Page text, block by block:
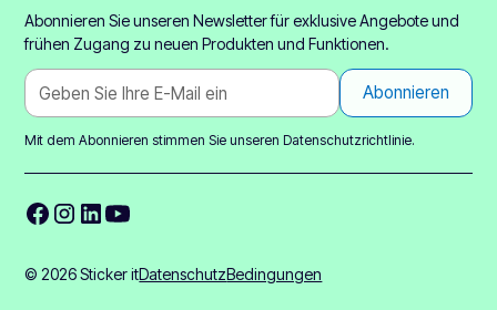
Abonnieren Sie unseren Newsletter für exklusive Angebote und
frühen Zugang zu neuen Produkten und Funktionen.
Mit dem Abonnieren stimmen Sie unserenDatenschutzrichtlinie.
© 2026 Sticker itDatenschutzBedingungen